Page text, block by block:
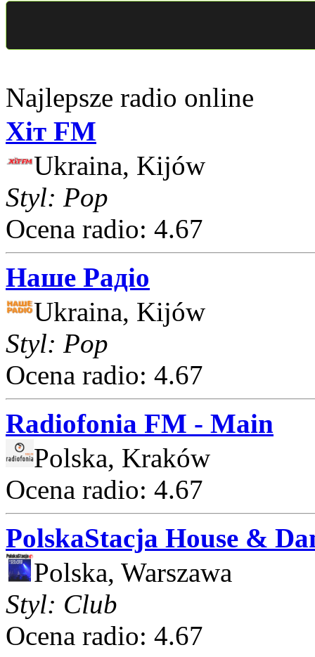
Najlepsze radio online
Хіт FM
Ukraina, Kijów
Styl: Pop
Ocena radio: 4.67
Наше Радіо
Ukraina, Kijów
Styl: Pop
Ocena radio: 4.67
Radiofonia FM - Main
Polska, Kraków
Ocena radio: 4.67
PolskaStacja House &
Polska, Warszawa
Styl: Club
Ocena radio: 4.67